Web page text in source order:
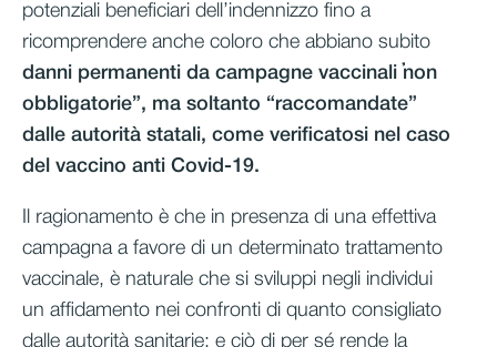
potenziali beneficiari dell’indennizzo fino a
ricomprendere anche coloro che abbiano subito
danni permanenti da campagne vaccinali “non
obbligatorie”, ma soltanto “raccomandate”
dalle autorità statali, come verificatosi nel caso
del vaccino anti Covid-19.
Il ragionamento è che in presenza di una effettiva
campagna a favore di un determinato trattamento
vaccinale, è naturale che si sviluppi negli individui
un affidamento nei confronti di quanto consigliato
dalle autorità sanitarie: e ciò di per sé rende la